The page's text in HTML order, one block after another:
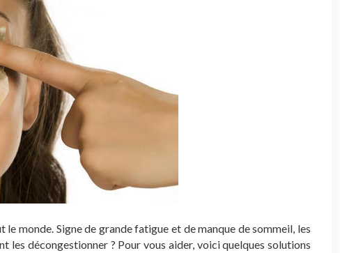
le monde. Signe de grande fatigue et de manque de sommeil, les
les décongestionner ? Pour vous aider, voici quelques solutions